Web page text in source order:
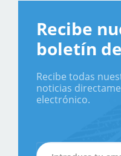
Recibe
boletín
Recibe todas
noticias
electrónico.